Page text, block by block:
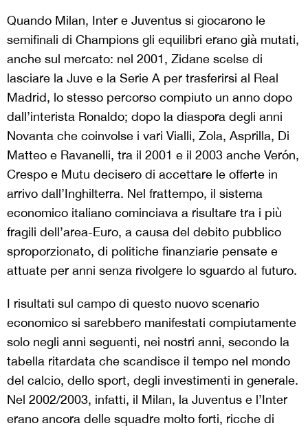
Quando Milan, Inter e Juventus si giocarono le
semifinali di Champions gli equilibri erano già mutati,
anche sul mercato: nel 2001, Zidane scelse di
lasciare la Juve e la Serie A per trasferirsi al Real
Madrid, lo stesso percorso compiuto un anno dopo
dall’interista Ronaldo; dopo la diaspora degli anni
Novanta che coinvolse i vari Vialli, Zola, Asprilla, Di
Matteo e Ravanelli, tra il 2001 e il 2003 anche Verón,
Crespo e Mutu decisero di accettare le offerte in
arrivo dall’Inghilterra. Nel frattempo, il sistema
economico italiano cominciava a risultare tra i più
fragili dell’area-Euro, a causa del debito pubblico
sproporzionato, di politiche finanziarie pensate e
attuate per anni senza rivolgere lo sguardo al futuro.
I risultati sul campo di questo nuovo scenario
economico si sarebbero manifestati compiutamente
solo negli anni seguenti, nei nostri anni, secondo la
tabella ritardata che scandisce il tempo nel mondo
del calcio, dello sport, degli investimenti in generale.
Nel 2002/2003, infatti, il Milan, la Juventus e l’Inter
erano ancora delle squadre molto forti, ricche di